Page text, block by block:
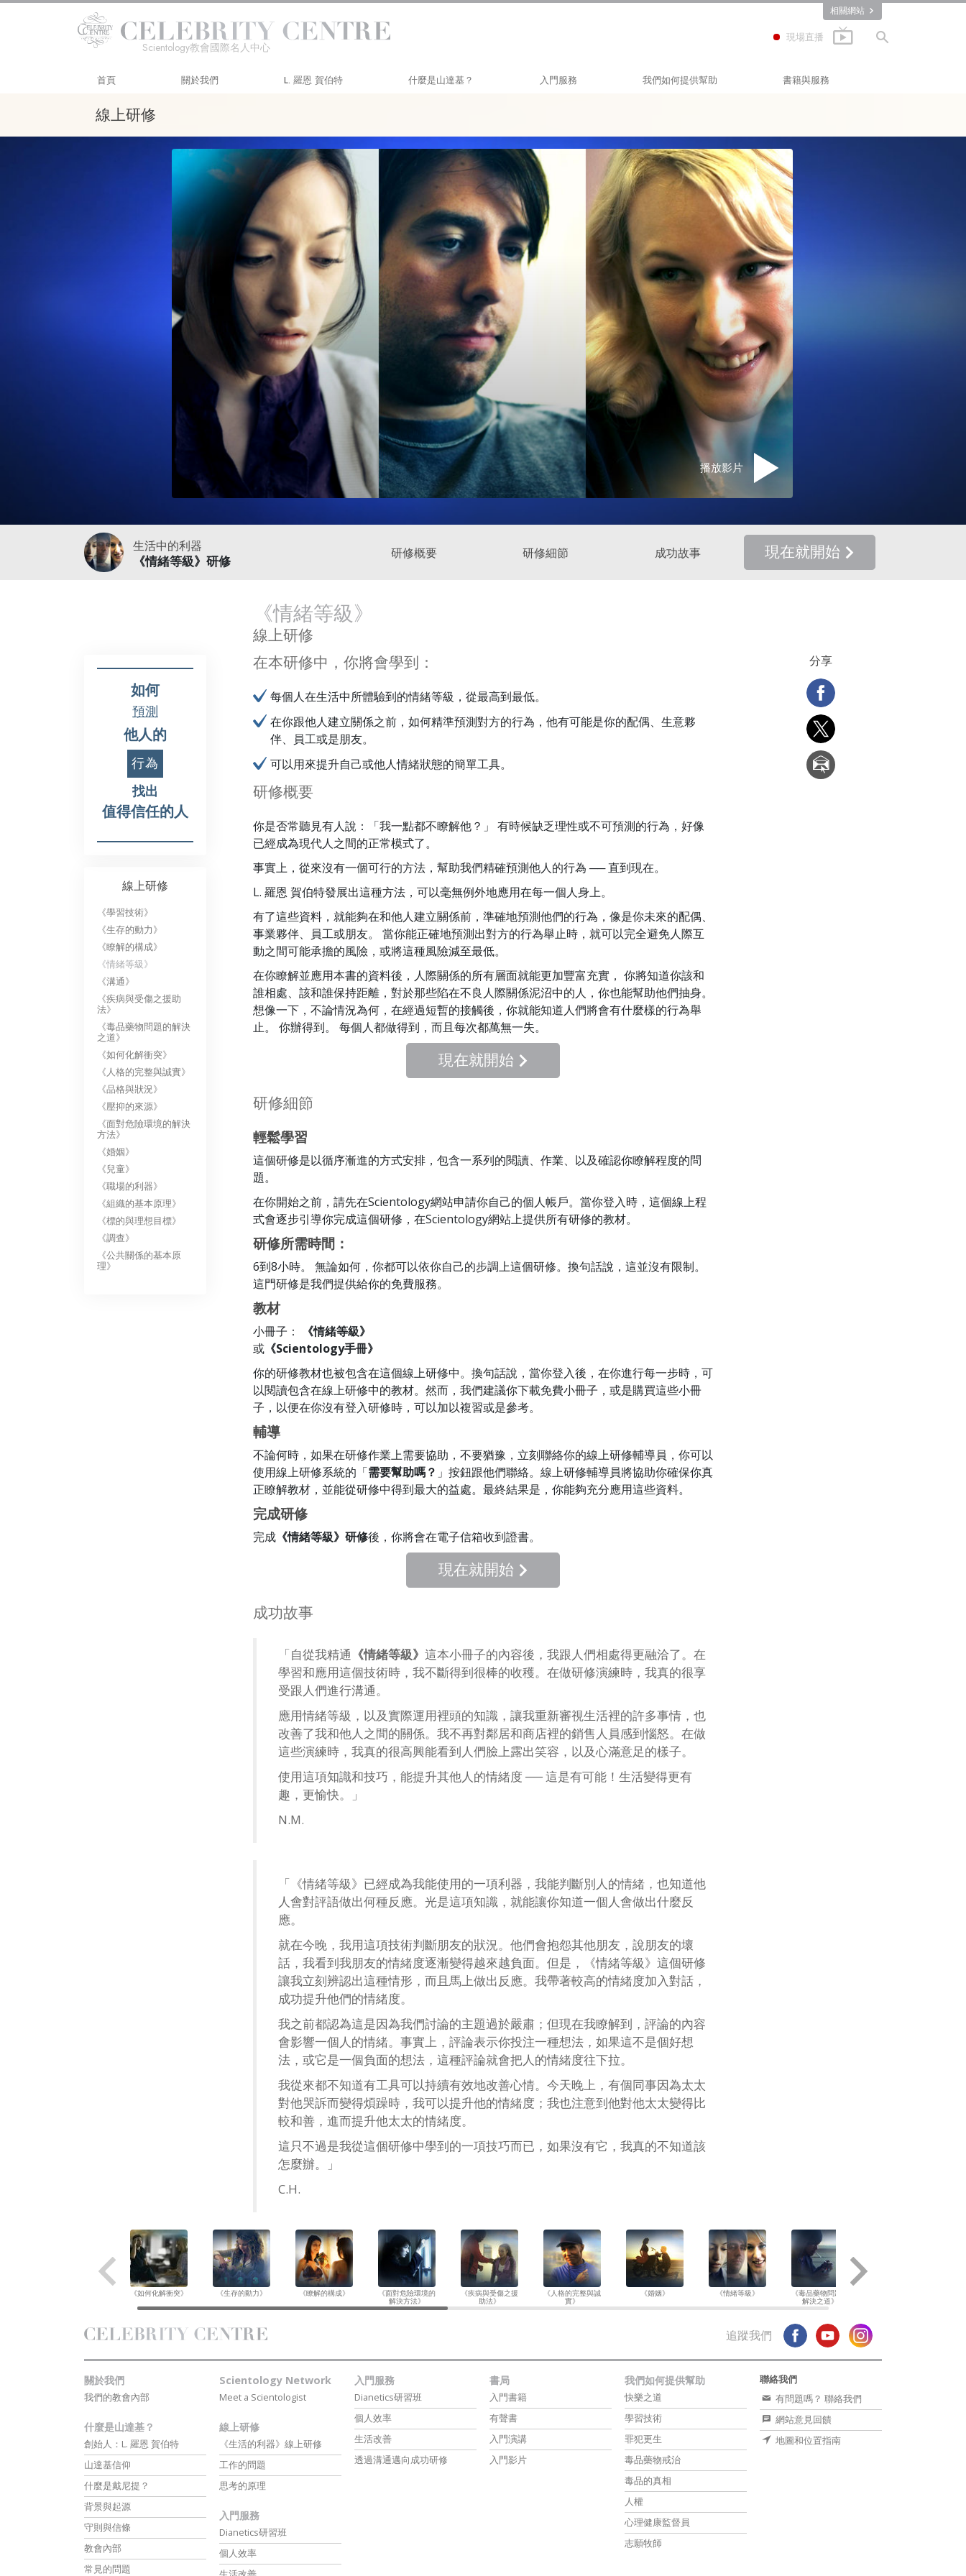
相關網站
Scientology教會國際名人中心
現場直播
首頁 關於我們 L. 羅恩 賀伯特 什麼是山達基？
山達基人談山達基
與山達基人見面
教會內部
山達基的基本原則
戴尼提簡介
愛與恨：
什麼是偉大？
入門服務
生活改善
透過溝通邁向成功
我們如何提供幫助
Criminon
那可拿
人權團結聯盟
公民人權委員會
山達基志願牧師
書籍與服務
介紹性演講
入門影片
線上研修
播放影片
生活中的利器
《情緒等級》研修
研修概要 研修細節 成功故事 現在就開始
《情緒等級》
線上研修
在本研修中，你將會學到：
每個人在生活中所體驗到的情緒等級，從最高到最低。
在你跟他人建立關係之前，如何精準預測對方的行為，他有可能是你的配偶、生意夥
伴、員工或是朋友。
可以用來提升自己或他人情緒狀態的簡單工具。
研修概要
你是否常聽見有人說：「我一點都不瞭解他？」 有時候缺乏理性或不可預測的行為，好像
已經成為現代人之間的正常模式了。
事實上，從來沒有一個可行的方法，幫助我們精確預測他人的行為 ── 直到現在。
L. 羅恩 賀伯特發展出這種方法，可以毫無例外地應用在每一個人身上。
有了這些資料，就能夠在和他人建立關係前，準確地預測他們的行為，像是你未來的配偶、
事業夥伴、員工或朋友。 當你能正確地預測出對方的行為舉止時，就可以完全避免人際互
動之間可能承擔的風險，或將這種風險減至最低。
在你瞭解並應用本書的資料後，人際關係的所有層面就能更加豐富充實， 你將知道你該和
誰相處、該和誰保持距離，對於那些陷在不良人際關係泥沼中的人，你也能幫助他們抽身。
想像一下，不論情況為何，在經過短暫的接觸後，你就能知道人們將會有什麼樣的行為舉
止。 你辦得到。 每個人都做得到，而且每次都萬無一失。
現在就開始
研修細節
輕鬆學習
這個研修是以循序漸進的方式安排，包含一系列的閱讀、作業、以及確認你瞭解程度的問
題。
在你開始之前，請先在Scientology網站申請你自己的個人帳戶。當你登入時，這個線上程
式會逐步引導你完成這個研修，在Scientology網站上提供所有研修的教材。
研修所需時間：
6到8小時。 無論如何，你都可以依你自己的步調上這個研修。換句話說，這並沒有限制。
這門研修是我們提供給你的免費服務。
教材
小冊子：
《情緒等級》
或 《Scientology手冊》
你的研修教材也被包含在這個線上研修中。換句話說，當你登入後，在你進行每一步時，可
以閱讀包含在線上研修中的教材。然而，我們建議你下載免費小冊子，或是購買這些小冊
子，以便在你沒有登入研修時，可以加以複習或是參考。
輔導
不論何時，如果在研修作業上需要協助，不要猶豫，立刻聯絡你的線上研修輔導員，你可以
使用線上研修系統的「需要幫助嗎？ 」按鈕跟他們聯絡。線上研修輔導員將協助你確保你真
正瞭解教材，並能從研修中得到最大的益處。最終結果是，你能夠充分應用這些資料。
完成研修
完成 《情緒等級》研修後，你將會在電子信箱收到證書。
現在就開始
成功故事
「自從我精通 《情緒等級》 這本小冊子的內容後，我跟人們相處得更融洽了。在
學習和應用這個技術時，我不斷得到很棒的收穫。在做研修演練時，我真的很享
受跟人們進行溝通。
應用情緒等級，以及實際運用裡頭的知識，讓我重新審視生活裡的許多事情，也
改善了我和他人之間的關係。我不再對鄰居和商店裡的銷售人員感到惱怒。在做
這些演練時，我真的很高興能看到人們臉上露出笑容，以及心滿意足的樣子。
使用這項知識和技巧，能提升其他人的情緒度 ── 這是有可能！生活變得更有
趣，更愉快。」
N.M.
「《情緒等級》已經成為我能使用的一項利器，我能判斷別人的情緒，也知道他
人會對評語做出何種反應。光是這項知識，就能讓你知道一個人會做出什麼反
應。
就在今晚，我用這項技術判斷朋友的狀況。他們會抱怨其他朋友，說朋友的壞
話，我看到我朋友的情緒度逐漸變得越來越負面。但是，《情緒等級》這個研修
讓我立刻辨認出這種情形，而且馬上做出反應。我帶著較高的情緒度加入對話，
成功提升他們的情緒度。
我之前都認為這是因為我們討論的主題過於嚴肅；但現在我瞭解到，評論的內容
會影響一個人的情緒。事實上，評論表示你投注一種想法，如果這不是個好想
法，或它是一個負面的想法，這種評論就會把人的情緒度往下拉。
我從來都不知道有工具可以持續有效地改善心情。今天晚上，有個同事因為太太
對他哭訴而變得煩躁時，我可以提升他的情緒度；我也注意到他對他太太變得比
較和善，進而提升他太太的情緒度。
這只不過是我從這個研修中學到的一項技巧而已，如果沒有它，我真的不知道該
怎麼辦。」
C.H.
如何
預測
他人的
行為
找出
值得信任的人
線上研修
《學習技術》
《生存的動力》
《瞭解的構成》
《情緒等級》
《溝通》
《疾病與受傷之援助
法》
《毒品藥物問題的解決
之道》
《如何化解衝突》
《人格的完整與誠實》
《品格與狀況》
《壓抑的來源》
《面對危險環境的解決
方法》
《婚姻》
《兒童》
《職場的利器》
《組織的基本原理》
《標的與理想目標》
《調查》
《公共關係的基本原
理》
分享
《如何化解衝突》 《生存的動力》 《瞭解的構成》
《面對危險環境的
解決方法》
《疾病與受傷之援
助法》
《人格的完整與誠
實》
《婚姻》 《情緒等級》
《毒品藥物問題的
解決之道》
追蹤我們
關於我們
我們的教會內部
什麼是山達基？
創始人：L. 羅恩 賀伯特
山達基信仰
什麼是戴尼提？
背景與起源
守則與信條
教會內部
常見的問題
Scientology Network
Meet a Scientologist
線上研修
《生活的利器》線上研修
工作的問題
思考的原理
入門服務
Dianetics研習班
個人效率
入門服務
Dianetics研習班
個人效率
生活改善
透過溝通邁向成功研修
書局
入門書籍
有聲書
入門演講
入門影片
我們如何提供幫助
快樂之道
學習技術
罪犯更生
毒品藥物戒治
毒品的真相
人權
心理健康監督員
志願牧師
聯絡我們
有問題嗎？ 聯絡我們
網站意見回饋
地圖和位置指南